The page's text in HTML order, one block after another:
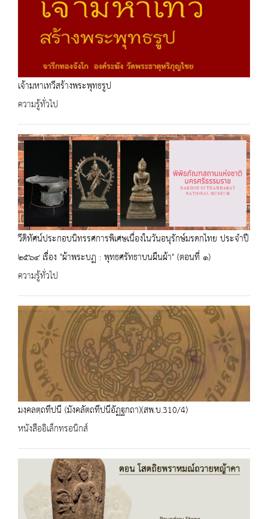
เจ้ามหาเทวีสร้างพระพุทธรูป
ความรู้ทั่วไป
วีดิทัศน์ประกอบนิทรรศการพิเศษเนื่องในวันอนุรักษ์มรดกไทย ประจำปี
๒๕๖๔ เรื่อง "ผ้าพระบฏ : พุทธศรัทธาบนผืนผ้า" (ตอนที่ ๑)
ความรู้ทั่วไป
มงฺคลตฺถทีปนี (มังคลัตถทีปนีอัฏฐกถา)(สพ.บ.310/4)
หนังสืออิเล็กทรอนิกส์